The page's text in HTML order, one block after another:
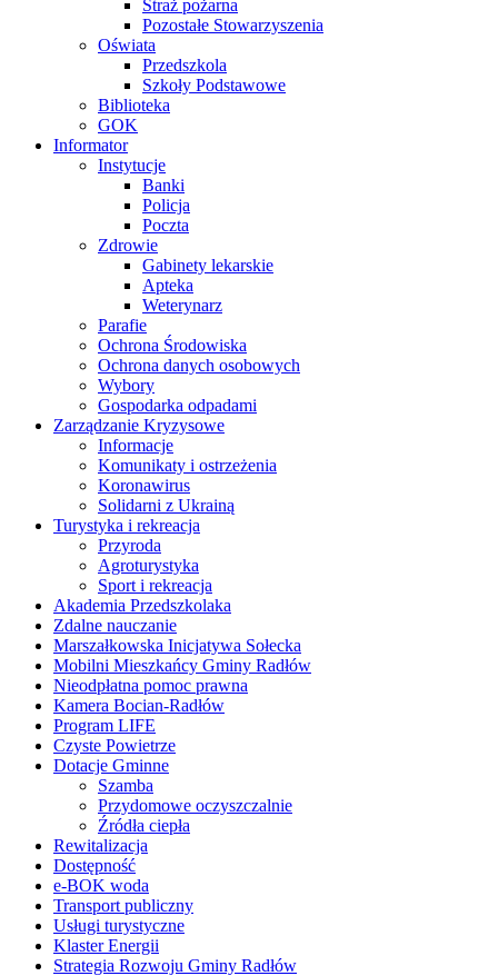
Straż pożarna
Pozostałe Stowarzyszenia
Oświata
Przedszkola
Szkoły Podstawowe
Biblioteka
GOK
Informator
Instytucje
Banki
Policja
Poczta
Zdrowie
Gabinety lekarskie
Apteka
Weterynarz
Parafie
Ochrona Środowiska
Ochrona danych osobowych
Wybory
Gospodarka odpadami
Zarządzanie Kryzysowe
Informacje
Komunikaty i ostrzeżenia
Koronawirus
Solidarni z Ukrainą
Turystyka i rekreacja
Przyroda
Agroturystyka
Sport i rekreacja
Akademia Przedszkolaka
Zdalne nauczanie
Marszałkowska Inicjatywa Sołecka
Mobilni Mieszkańcy Gminy Radłów
Nieodpłatna pomoc prawna
Kamera Bocian-Radłów
Program LIFE
Czyste Powietrze
Dotacje Gminne
Szamba
Przydomowe oczyszczalnie
Źródła ciepła
Rewitalizacja
Dostępność
e-BOK woda
Transport publiczny
Usługi turystyczne
Klaster Energii
Strategia Rozwoju Gminy Radłów